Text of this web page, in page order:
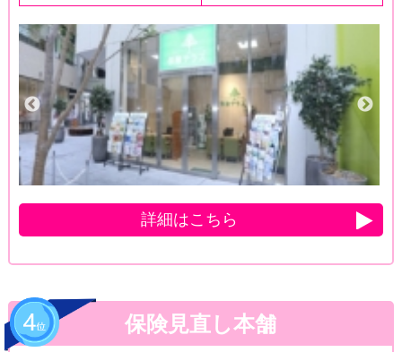
詳細はこちら
保険見直し本舗